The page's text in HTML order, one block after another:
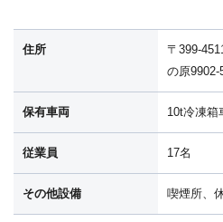
住所
〒399-
の原9902-
保有車両 10t冷凍箱
従業員 17名
その他設備 喫煙所、